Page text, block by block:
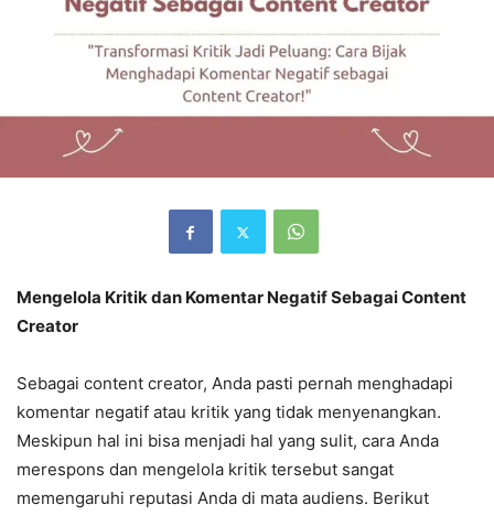
Mengelola Kritik dan Komentar Negatif Sebagai Content
Creator
Sebagai content creator, Anda pasti pernah menghadapi
komentar negatif atau kritik yang tidak menyenangkan.
Meskipun hal ini bisa menjadi hal yang sulit, cara Anda
merespons dan mengelola kritik tersebut sangat
memengaruhi reputasi Anda di mata audiens. Berikut